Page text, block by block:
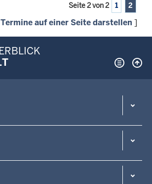
Seite 2 von 2 1 2
auf einer Seite darstellen ]
Überblick: